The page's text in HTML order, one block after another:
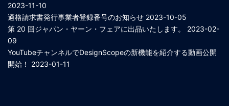
2023-11-10
適格請求書発行事業者登録番号のお知らせ 2023-10-05
第 20 回ジャパン・ヤーン・フェアに出品いたします。
2023-02-
09
YouTubeチャンネルでDesignScopeの新機能を紹介する動画公開
開始！
2023-01-11